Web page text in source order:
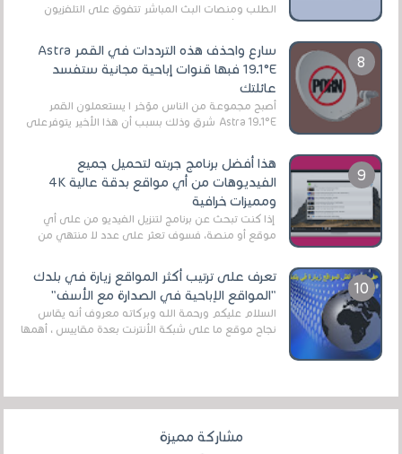
الطلب ومنصات البث المباشر تتفوق على التلفزيون
الرقمي الأرضي التقليدي، يُعدّ IPTV-org خيار...
سارع واحذف هذه الترددات في القمر Astra
19.1°E فبها قنوات إباحية مجانية ستفسد
عائلتك
أصبح مجموعة من الناس مؤخر ا يستعملون القمر
Astra 19.1°E شرق وذلك بسبب أن هذا الأخير يتوفرعلى
هذا أفضل برنامج جربته لتحميل جميع
الفيديوهات من أي مواقع بدقة عالية 4K
ومميزات خرافية
إذا كنت تبحث عن برنامج لتنزيل الفيديو من على أي
موقع أو منصة، فسوف تعثر على عدد لا منتهي من
تعرف على ترتيب أكثر المواقع زيارة في بلدك
"المواقع الإباحية في الصدارة مع الأسف"
السلام عليكم ورحمة الله وبركاته معروف أنه يقاس
نجاح موقع ما على شبكة الأنترنت بعدة مقاييس ، أهمها
مشاركة مميزة